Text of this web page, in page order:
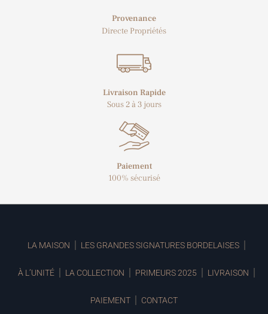
Provenance
Directe Propriétés
Livraison Rapide
Sous 2 à 3 jours
Paiement
100% sécurisé
LA MAISON LES GRANDES SIGNATURES BORDELAISES
À L’UNITÉ LA COLLECTION PRIMEURS 2025 LIVRAISON
PAIEMENT CONTACT